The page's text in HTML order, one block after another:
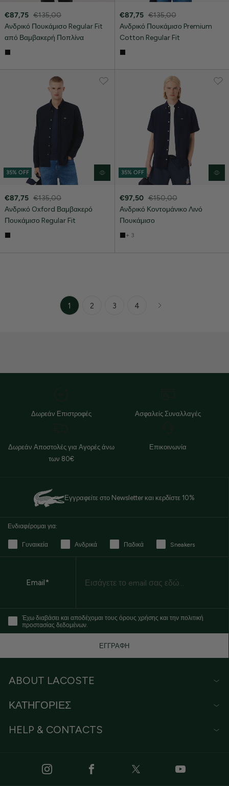
€87,75 €135,00
Ανδρικό Πουκάμισο Regular Fit
από Βαμβακερή Ποπλίνα
€87,75 €135,00
Ανδρικό Πουκάμισο Premium
Cotton Regular Fit
35% OFF
€87,75 €135,00
Ανδρικό Oxford Βαμβακερό
Πουκάμισο Regular Fit
35% OFF
€97,50 €150,00
Ανδρικό Κοντομάνικο Λινό
Πουκάμισο
+ 3
1 2 3 4
Δωρεάν Επιστροφές Ασφαλείς Συναλλαγές
Δωρεάν Αποστολές για Αγορές άνω
των 80€
Επικοινωνία
Εγγραφείτε στο Newsletter και κερδίστε 10%
Ενδιαφέρομαι για:
Γυναικεία Ανδρικά Παδικά Sneakers
Email*
Έχω διαβάσει και αποδέχομαι τους όρους χρήσης και την πολιτική
προστασίας δεδομένων.
ΕΓΓΡΑΦΗ
ABOUT LACOSTE
ΚΑΤΗΓΟΡΙΕΣ
HELP & CONTACTS